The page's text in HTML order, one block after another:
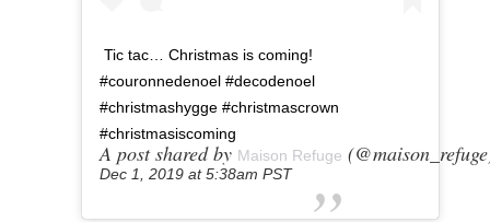
Tic tac… Christmas is coming!
#couronnedenoel #decodenoel
#christmashygge #christmascrown
#christmasiscoming
A post shared by Maison Refuge
Dec 1, 2019 at 5:38am PST